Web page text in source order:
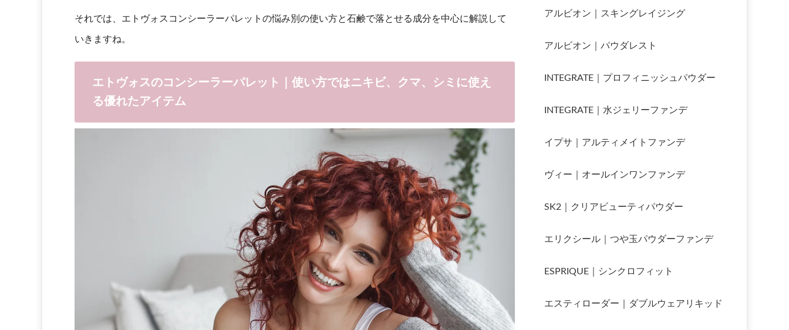
それでは、エトヴォスコンシーラーパレットの悩み別の使い方と石鹸で落とせる成分を中心に解説して
いきますね。
エトヴォスのコンシーラーパレット｜使い方ではニキビ、クマ、シミに使え
る優れたアイテム
アルビオン｜スキングレイジング
アルビオン｜パウダレスト
INTEGRATE｜プロフィニッシュパウダー
INTEGRATE｜水ジェリーファンデ
イプサ｜アルティメイトファンデ
ヴィー｜オールインワンファンデ
SK2｜クリアビューティパウダー
エリクシール｜つや玉パウダーファンデ
ESPRIQUE｜シンクロフィット
エスティローダー｜ダブルウェアリキッド